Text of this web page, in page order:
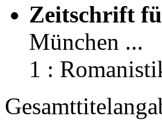
Zeitschrift
München ...
1 :